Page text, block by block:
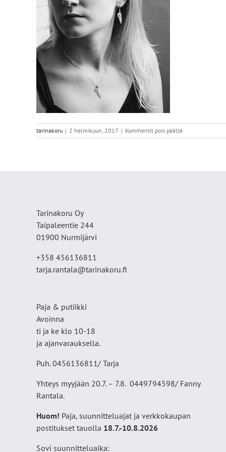
tarinakoru | 2 helmikuun, 2017 | Kommentit pois päältä
Kv
Tarinakoru Oy
Taipaleentie 244
01900 Nurmijärvi
+358 456136811
tarja.rantala@tarinakoru.fi
Paja & putiikki
Avoinna
ti ja ke klo 10-18
ja ajanvarauksella.
Puh. 0456136811/ Tarja
Yhteys myyjään 20.7. – 7.8. 0449794598/ Fanny
Rantala.
Huom! Paja, suunnitteluajat ja verkkokaupan
postitukset tauolla 18.7.-10.8.2026
Sovi suunnitteluaika: